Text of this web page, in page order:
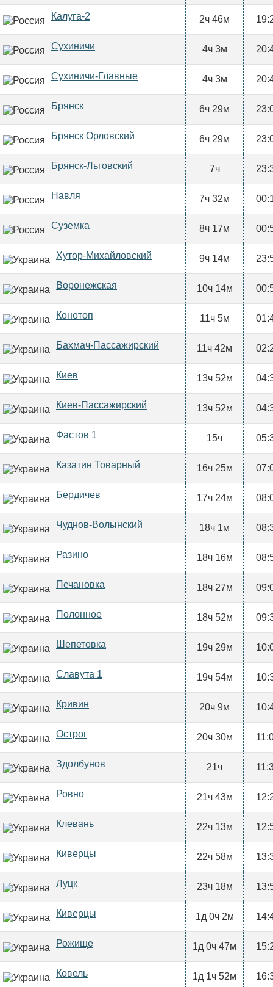
Калуга-2 2ч 46м
Сухиничи 4ч 3м
Сухиничи-Главные 4ч 3м
Брянск 6ч 29м
Брянск Орловский 6ч 29м
Брянск-Льговский 7ч
Навля 7ч 32м
Суземка 8ч 17м
Хутор-Михайловский 9ч 14м
Воронежская 10ч 14м
Конотоп 11ч 5м
Бахмач-Пассажирский 11ч 42м
Киев 13ч 52м
Киев-Пассажирский 13ч 52м
Фастов 1 15ч
Казатин Товарный 16ч 25м
Бердичев 17ч 24м
Чуднов-Волынский 18ч 1м
Разино 18ч 16м
Печановка 18ч 27м
Полонное 18ч 52м
Шепетовка 19ч 29м
Славута 1 19ч 54м
Кривин 20ч 9м
Острог 20ч 30м
Здолбунов 21ч
Ровно 21ч 43м
Клевань 22ч 13м
Киверцы 22ч 58м
Луцк 23ч 18м
Киверцы 1д 0ч 2м
Рожище 1д 0ч 47м
Ковель 1д 1ч 52м